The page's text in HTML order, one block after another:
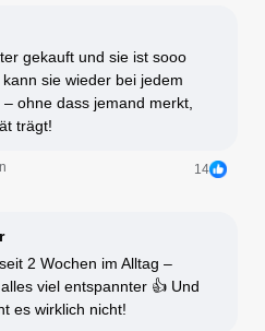
gekauft und sie ist sooo
sie wieder bei jedem
ohne dass jemand merkt,
trägt!
14
2 Wochen im Alltag –
viel entspannter 👍 Und
es wirklich nicht!